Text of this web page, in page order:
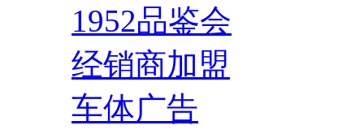
1952品鉴会
经销商加盟
车体广告